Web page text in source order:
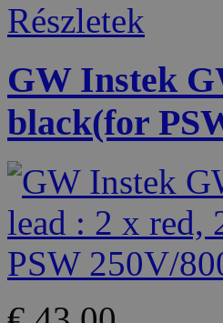
Részletek
GW Instek
black(for